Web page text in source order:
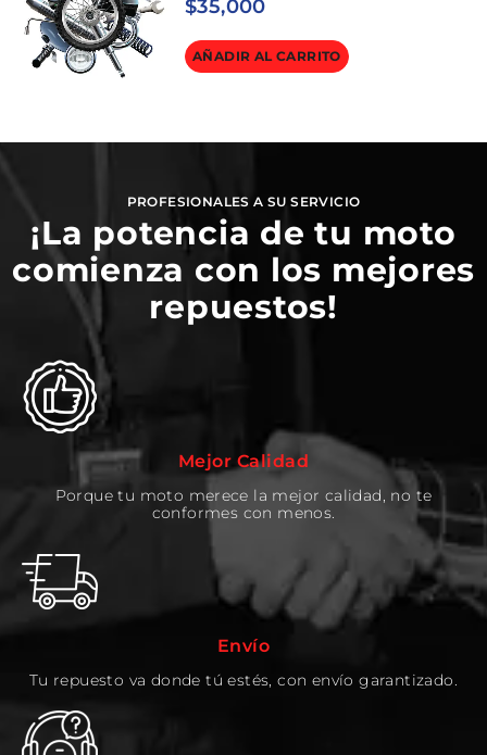
$35,000
AÑADIR AL CARRITO
PROFESIONALES A SU SERVICIO
¡La potencia de tu moto
comienza con los mejores
repuestos!
Mejor Calidad
Porque tu moto merece la mejor calidad, no te
conformes con menos.
Envío
Tu repuesto va donde tú estés, con envío garantizado.